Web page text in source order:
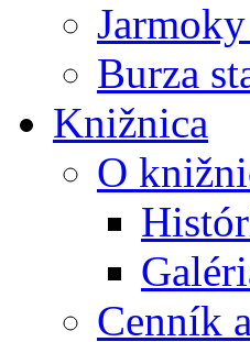
Burza
Knižnica
O
Cenník